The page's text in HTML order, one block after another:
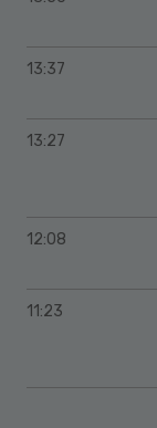
13:37
13:27
12:08
11:23